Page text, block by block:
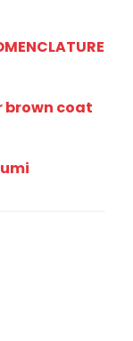
brown coat